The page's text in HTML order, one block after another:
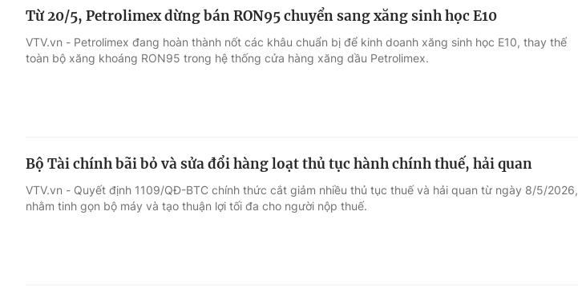
Từ 20/5, Petrolimex dừng bán RON95 chuyển sang xăng sinh học E10
VTV.vn - Petrolimex đang hoàn thành nốt các khâu chuẩn bị để kinh doanh xăng sinh học E10, thay thế
toàn bộ xăng khoáng RON95 trong hệ thống cửa hàng xăng dầu Petrolimex.
Bộ Tài chính bãi bỏ và sửa đổi hàng loạt thủ tục hành chính thuế, hải quan
VTV.vn - Quyết định 1109/QĐ-BTC chính thức cắt giảm nhiều thủ tục thuế và hải quan từ ngày 8/5/2026,
nhằm tinh gọn bộ máy và tạo thuận lợi tối đa cho người nộp thuế.